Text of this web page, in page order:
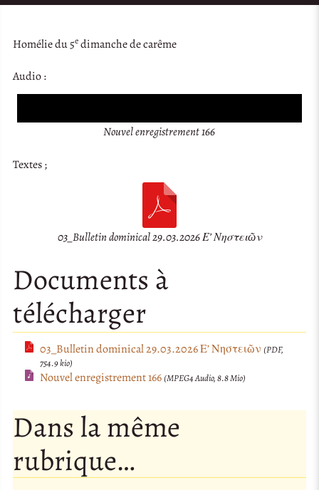
Homélie du 5edimanche de carême
Audio :
Nouvel enregistrement 166
Textes ;
03_Bulletin dominical 29.03.2026 Ε’ Νηστειῶν
Documents à
télécharger
03_Bulletin dominical 29.03.2026 Ε’ Νηστειῶν (PDF,
754.9 kio)
Nouvel enregistrement 166 (MPEG4 Audio, 8.8 Mio)
Dans la même
rubrique…